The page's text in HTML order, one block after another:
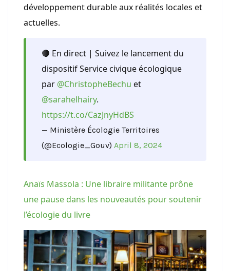
développement durable aux réalités locales et
actuelles.
🔴 En direct | Suivez le lancement du
dispositif Service civique écologique
par @ChristopheBechu et
@sarahelhairy.
https://t.co/CazJnyHdBS
— Ministère Écologie Territoires
(@Ecologie_Gouv) April 8, 2024
Anaïs Massola : Une libraire militante prône
une pause dans les nouveautés pour soutenir
l’écologie du livre